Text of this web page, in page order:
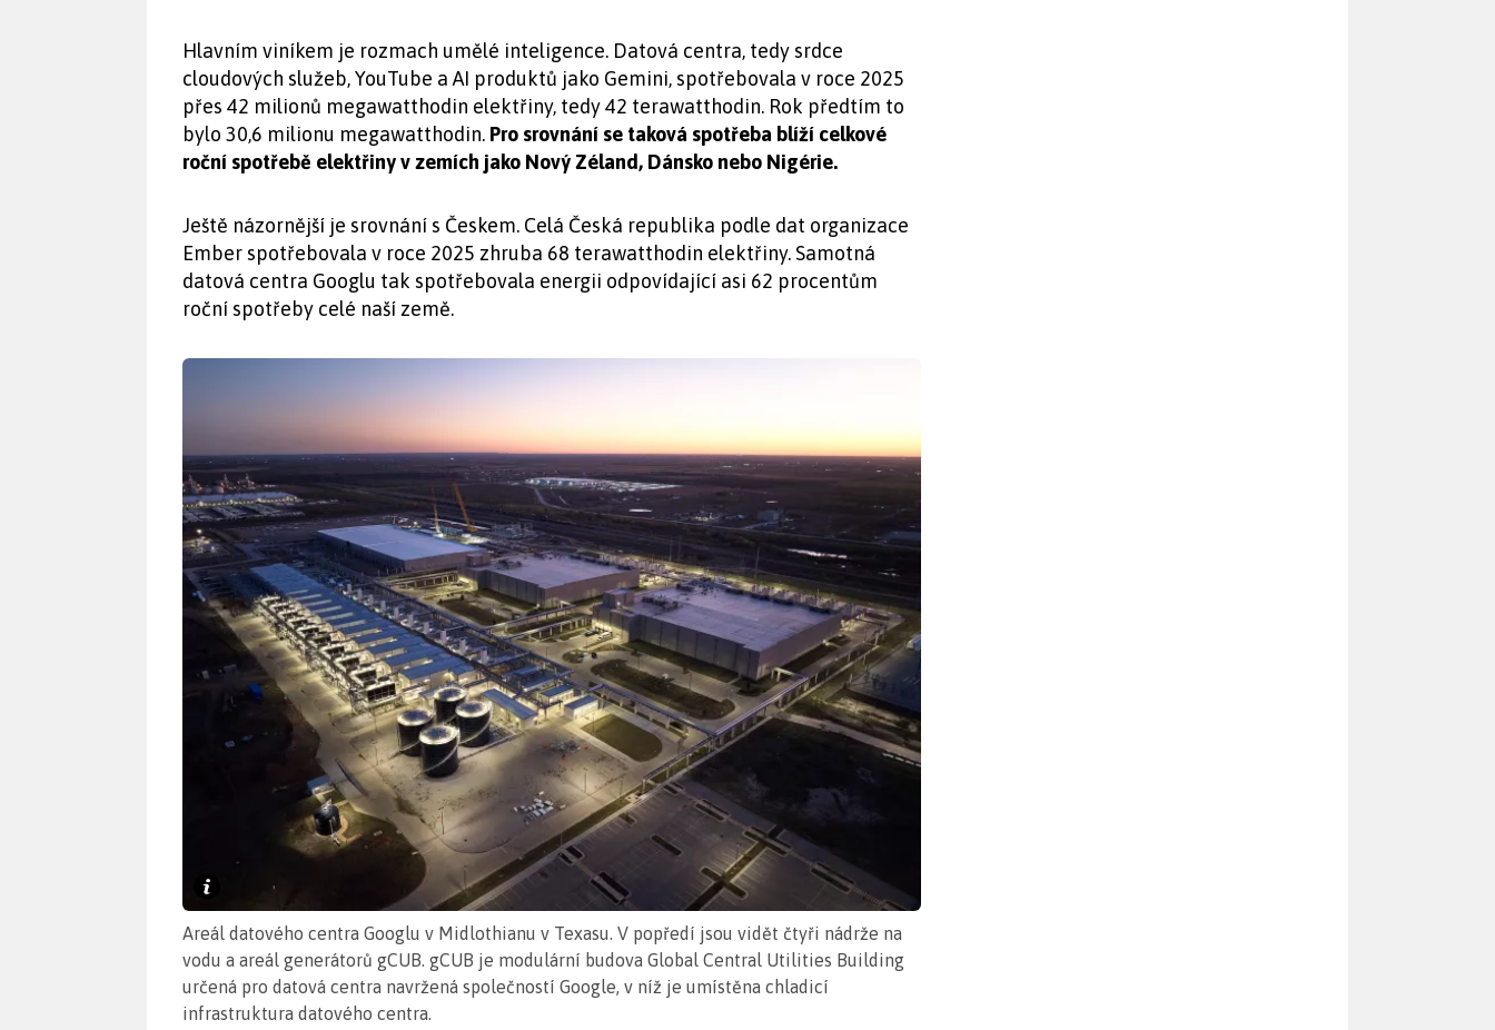
Hlavním viníkem je rozmach umělé inteligence. Datová centra, tedy srdce
cloudových služeb, YouTube a AI produktů jako Gemini, spotřebovala v roce 2025
přes 42 milionů megawatthodin elektřiny, tedy 42 terawatthodin. Rok předtím to
bylo 30,6 milionu megawatthodin. Pro srovnání se taková spotřeba blíží celkové
roční spotřebě elektřiny v zemích jako Nový Zéland, Dánsko nebo Nigérie.
Ještě názornější je srovnání s Českem. Celá Česká republika podle dat organizace
Ember spotřebovala v roce 2025 zhruba 68 terawatthodin elektřiny. Samotná
datová centra Googlu tak spotřebovala energii odpovídající asi 62 procentům
roční spotřeby celé naší země.
Areál datového centra Googlu v Midlothianu v Texasu. V popředí jsou vidět čtyři nádrže na
vodu a areál generátorů gCUB. gCUB je modulární budova Global Central Utilities Building
určená pro datová centra navržená společností Google, v níž je umístěna chladicí
infrastruktura datového centra.